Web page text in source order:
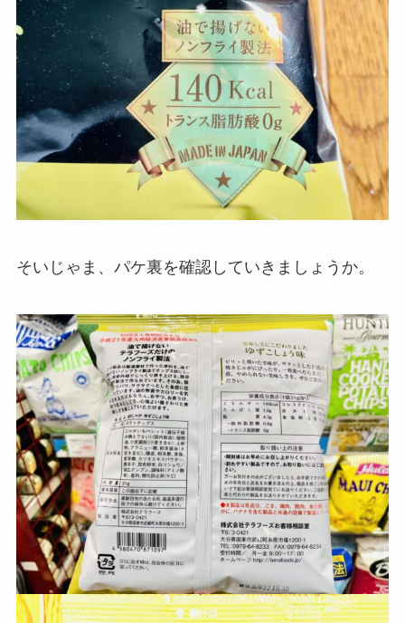
そいじゃま、パケ裏を確認していきましょうか。